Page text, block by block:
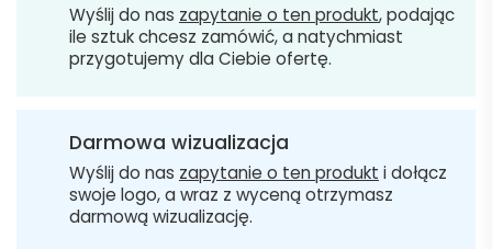
Wyślij do nas zapytanie o ten produkt, podając
ile sztuk chcesz zamówić, a natychmiast
przygotujemy dla Ciebie ofertę.
Darmowa wizualizacja
Wyślij do nas zapytanie o ten produkt i dołącz
swoje logo, a wraz z wyceną otrzymasz
darmową wizualizację.